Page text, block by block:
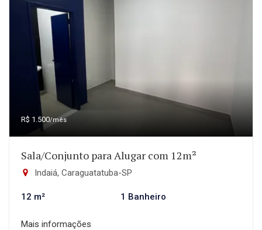
R$ 1.500/mês
Sala/Conjunto para Alugar com 12m²
Indaiá, Caraguatatuba-SP
12 m² 1 Banheiro
Mais informações